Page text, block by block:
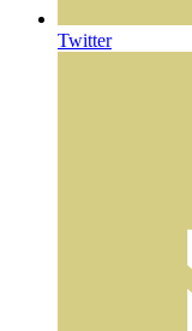
Twitter